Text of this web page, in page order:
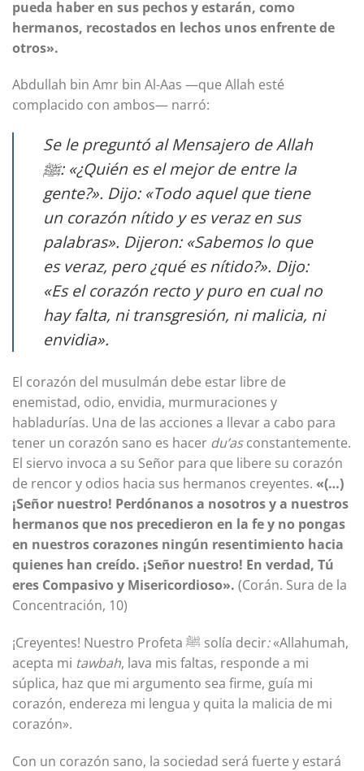
pueda haber en sus pechos y estarán, como
hermanos, recostados en lechos unos enfrente de
otros».
Abdullah bin Amr bin Al-Aas —que Allah esté
complacido con ambos— narró:
Se le preguntó al Mensajero de Allah
ﷺ: «¿Quién es el mejor de entre la
gente?». Dijo: «Todo aquel que tiene
un corazón nítido y es veraz en sus
palabras». Dijeron: «Sabemos lo que
es veraz, pero ¿qué es nítido?». Dijo:
«Es el corazón recto y puro en cual no
hay falta, ni transgresión, ni malicia, ni
envidia».
El corazón del musulmán debe estar libre de
enemistad, odio, envidia, murmuraciones y
habladurías. Una de las acciones a llevar a cabo para
tener un corazón sano es hacer du’asconstantemente.
El siervo invoca a su Señor para que libere su corazón
de rencor y odios hacia sus hermanos creyentes. «(…)
¡Señor nuestro! Perdónanos a nosotros y a nuestros
hermanos que nos precedieron en la fe y no pongas
en nuestros corazones ningún resentimiento hacia
quienes han creído. ¡Señor nuestro! En verdad, Tú
eres Compasivo y Misericordioso». (Corán. Sura de la
Concentración, 10)
¡Creyentes! Nuestro Profeta ﷺ solía decir:«Allahumah,
acepta mi tawbah, lava mis faltas, responde a mi
súplica, haz que mi argumento sea firme, guía mi
corazón, endereza mi lengua y quita la malicia de mi
corazón».
Con un corazón sano, la sociedad será fuerte y estará